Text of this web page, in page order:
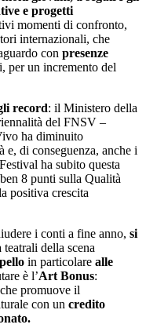
e progetti
momenti di confronto,
internazionali, che
con presenze
per un incremento del
record: il Ministero della
del FNSV –
ha diminuito
e, di conseguenza, anche i
ha subito questa
8 punti sulla Qualità
positiva crescita
i conti a fine anno, si
della scena
in particolare alle
è l’Art Bonus:
promuove il
con un credito